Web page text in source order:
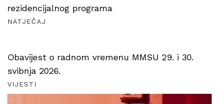
rezidencijalnog programa
NATJEČAJ
Obavijest o radnom vremenu MMSU 29. i 30.
svibnja 2026.
VIJESTI